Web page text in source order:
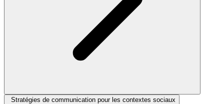
Stratégies de communication pour les contextes sociaux